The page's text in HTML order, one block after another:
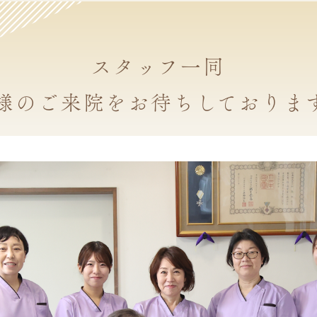
スタッフ一同
のご来院をお待ちしておりま